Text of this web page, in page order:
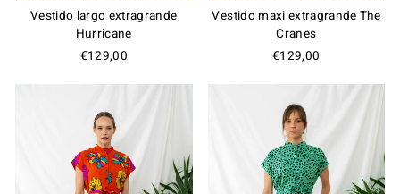
Vestido largo extragrande
Hurricane
€129,00
Vestido maxi extragrande The
Cranes
€129,00